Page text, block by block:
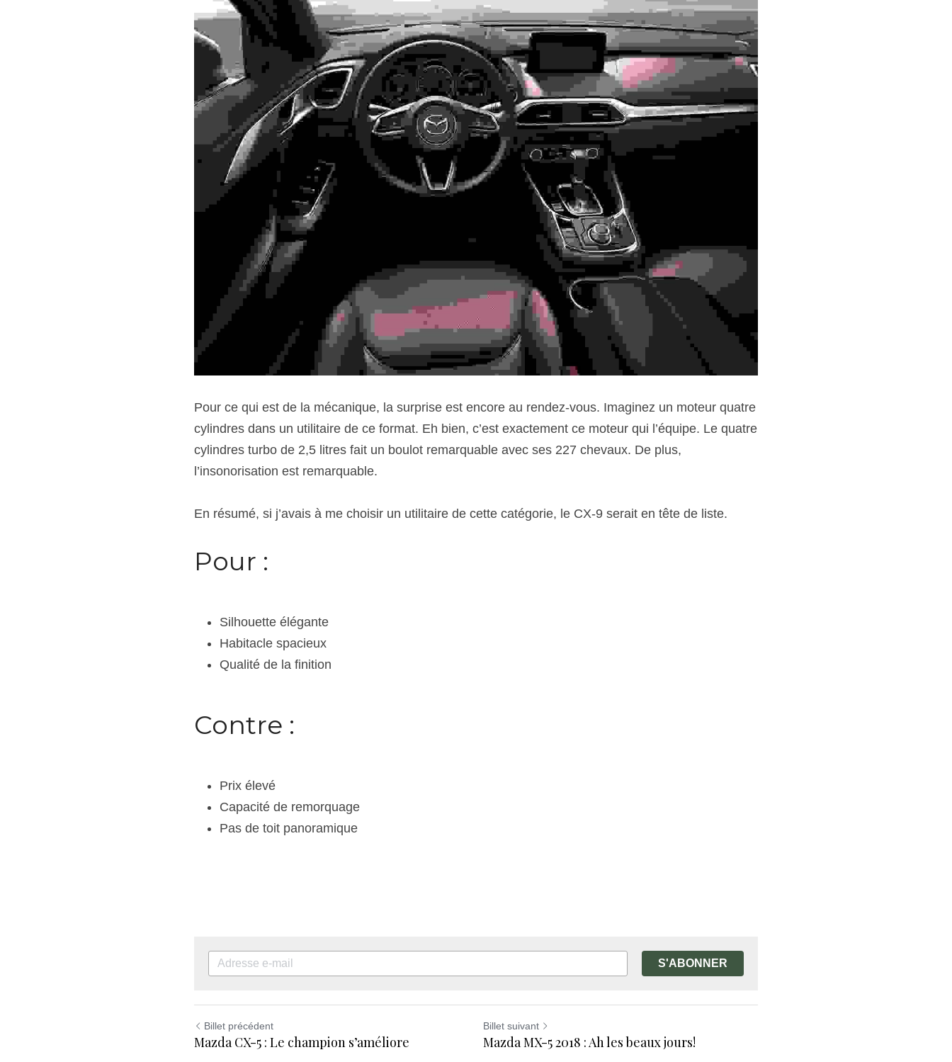
Pour ce qui est de la mécanique, la surprise est encore au rendez-vous. Imaginez un moteur quatre
cylindres dans un utilitaire de ce format. Eh bien, c’est exactement ce moteur qui l’équipe. Le quatre
cylindres turbo de 2,5 litres fait un boulot remarquable avec ses 227 chevaux. De plus,
l’insonorisation est remarquable.
En résumé, si j’avais à me choisir un utilitaire de cette catégorie, le CX-9 serait en tête de liste.
Pour :
Silhouette élégante
Habitacle spacieux
Qualité de la finition
Contre :
Prix élevé
Capacité de remorquage
Pas de toit panoramique
S'ABONNER
Billet précédent
Mazda CX-5 : Le champion s’améliore
Billet suivant
Mazda MX-5 2018 : Ah les beaux jours!